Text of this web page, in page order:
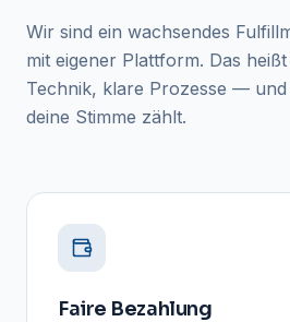
Wir sind ein wachsendes
mit eigener Plattform. Das
Technik, klare Prozesse — und
deine Stimme zählt.
Faire Bezahlung